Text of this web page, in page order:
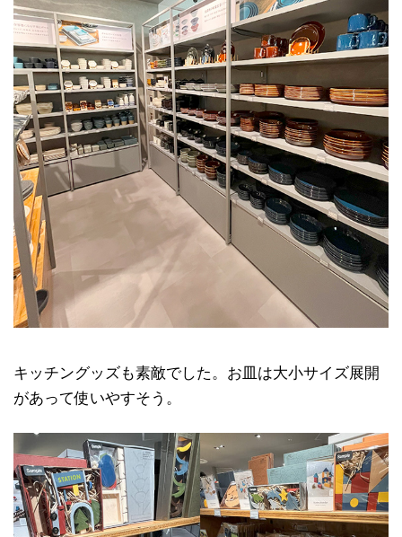
キッチングッズも素敵でした。お皿は大小サイズ展開
があって使いやすそう。